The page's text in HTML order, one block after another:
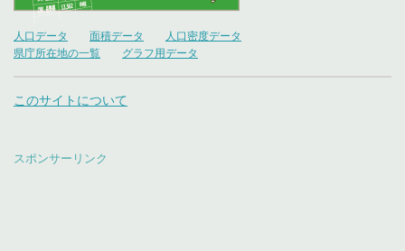
人口データ 面積データ
人口密度データ
県庁所在地の一覧
グラフ用データ
このサイトについて
スポンサーリンク